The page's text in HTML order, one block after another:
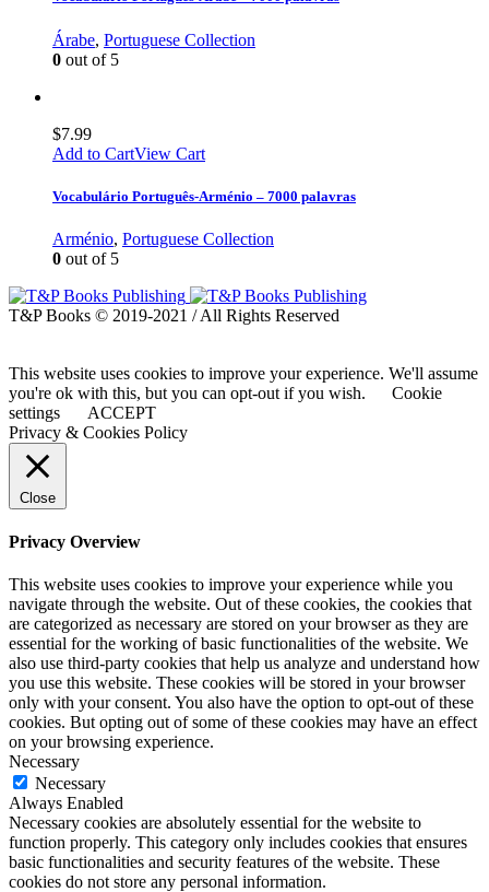
Árabe, Portuguese Collection
0 out of 5
$7.99
Add to CartView Cart
Vocabulário Português-Arménio – 7000 palavras
Arménio, Portuguese Collection
0 out of 5
T&P Books © 2019-2021 / All Rights Reserved
This website uses cookies to improve your experience. We'll assume
you're ok with this, but you can opt-out if you wish.
Cookie
settings
ACCEPT
Privacy & Cookies Policy
Close
Privacy Overview
This website uses cookies to improve your experience while you
navigate through the website. Out of these cookies, the cookies that
are categorized as necessary are stored on your browser as they are
essential for the working of basic functionalities of the website. We
also use third-party cookies that help us analyze and understand how
you use this website. These cookies will be stored in your browser
only with your consent. You also have the option to opt-out of these
cookies. But opting out of some of these cookies may have an effect
on your browsing experience.
Necessary
Necessary
Always Enabled
Necessary cookies are absolutely essential for the website to
function properly. This category only includes cookies that ensures
basic functionalities and security features of the website. These
cookies do not store any personal information.